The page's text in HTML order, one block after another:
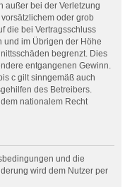
außer bei der Verletzung
oder grob
die bei Vertragsschluss
und im Übrigen der Höhe
begrenzt. Dies
entgangenen Gewinn.
c gilt sinngemäß auch
des Betreibers.
nationalem Recht
und die
wird dem Nutzer per